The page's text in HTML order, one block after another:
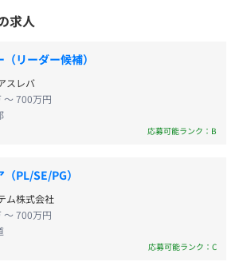
す！
ですが、社員と社長との距離も近いで
すぐに相談できる環境が整っていま
、社長自ら現場担当者と案件調整をし
回答やアドバイスをいただける環境で
」
月分
ての工程を手がけることが可能で
件もあるので、1つの案件に腰を据
。 ◆磨きたい技術に注
りひとりのビジョンを見据え、一
ンを考えていく社風です。 これま
最大限に生かされるプロジェクト
ます。 また、スキルチェンジや磨
ビジョン」について、遠慮なくご
なたの挑戦したい気持ちを尊重
ン高く働いていただけます。 頑張
し、実力にあった待遇をご用意い
求人
リーダー候補）
スレバ
〜 700万円
応募可能ランク：B
PL/SE/PG）
ム株式会社
〜 700万円
応募可能ランク：C